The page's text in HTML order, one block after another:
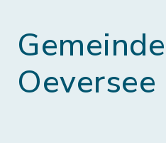
Gemeinde
Oeversee